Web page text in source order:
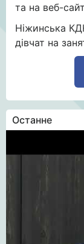
та на веб-
Ніжинська
дівчат на
Останне